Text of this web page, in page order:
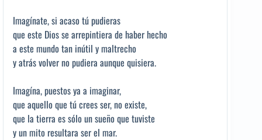
Imagínate, si acaso tú pudieras
que este Dios se arrepintiera de haber hecho
a este mundo tan inútil y maltrecho
y atrás volver no pudiera aunque quisiera.
Imagína, puestos ya a imaginar,
que aquello que tú crees ser, no existe,
que la tierra es sólo un sueño que tuviste
y un mito resultara ser el mar.